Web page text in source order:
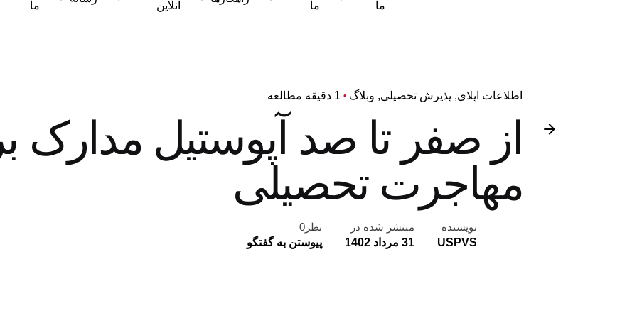
ما
ما
آنلاین
ما
اطلاعات اپلای پذیرش تحصیلی وبلاگ 1 دقیقه مطالعه
از صفر تا صد آپوستیل مدارک
مهاجرت تحصیلی
نویسنده
USPVS
منتشر شده در
31 مرداد 1402
نظر0
پیوستن به گفتگو